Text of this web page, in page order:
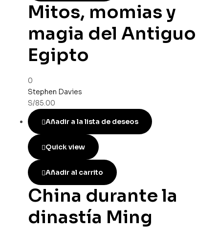
Mitos, momias y
magia del Antiguo
Egipto
0
Stephen Davies
S/85.00
Añadir a la lista de deseos
Quick view
Añadir al carrito
China durante la
dinastía Ming